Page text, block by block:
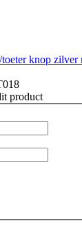
knop zilver
product